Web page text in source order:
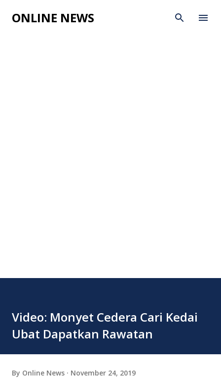
Skip to main content
ONLINE NEWS
Video: Monyet Cedera Cari Kedai
Ubat Dapatkan Rawatan
By Online News November 24, 2019